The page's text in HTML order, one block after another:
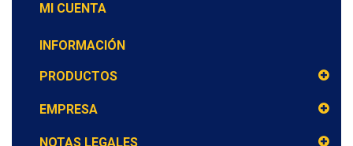
MI CUENTA
INFORMACIÓN
PRODUCTOS
EMPRESA
NOTAS LEGALES